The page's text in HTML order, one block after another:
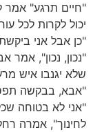
"חיים תרגע" אמר
יכול לקרות לכל
"כן אבל אני
"נכון, נכון", אמר
שלא יגנבו איש
"אבא, בבקשה
"אני לא בטוחה
לחינוך", אמרה